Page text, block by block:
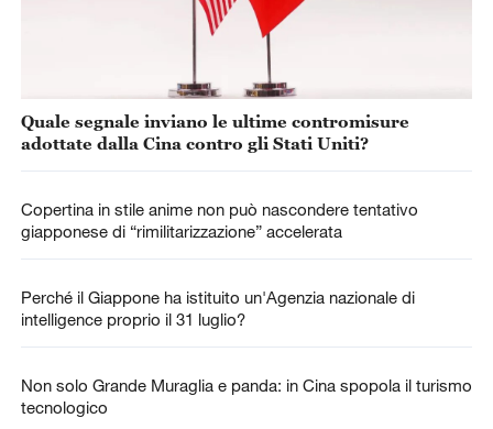
Quale segnale inviano le ultime contromisure
adottate dalla Cina contro gli Stati Uniti?
Copertina in stile anime non può nascondere tentativo
giapponese di “rimilitarizzazione” accelerata
Perché il Giappone ha istituito un'Agenzia nazionale di
intelligence proprio il 31 luglio?
Non solo Grande Muraglia e panda: in Cina spopola il turismo
tecnologico